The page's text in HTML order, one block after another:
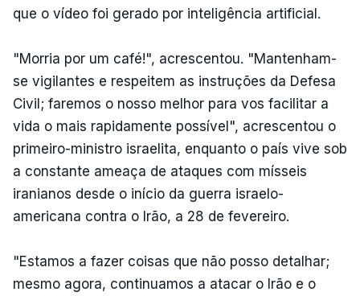
que o vídeo foi gerado por inteligência artificial.
"Morria por um café!", acrescentou. "Mantenham-
se vigilantes e respeitem as instruções da Defesa
Civil; faremos o nosso melhor para vos facilitar a
vida o mais rapidamente possível", acrescentou o
primeiro-ministro israelita, enquanto o país vive sob
a constante ameaça de ataques com mísseis
iranianos desde o início da guerra israelo-
americana contra o Irão, a 28 de fevereiro.
"Estamos a fazer coisas que não posso detalhar;
mesmo agora, continuamos a atacar o Irão e o